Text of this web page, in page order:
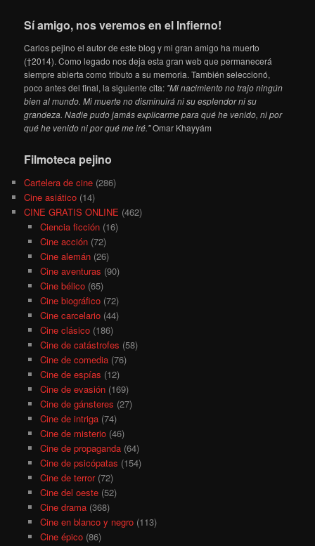
Sí amigo, nos veremos en el Infierno!
Carlos pejino el autor de este blog y mi gran amigo ha muerto
(†2014). Como legado nos deja esta gran web que permanecerá
siempre abierta como tributo a su memoria. También seleccionó,
poco antes del final, la siguiente cita: "Mi nacimiento no trajo ningún
bien al mundo. Mi muerte no disminuirá ni su esplendor ni su
grandeza. Nadie pudo jamás explicarme para qué he venido, ni por
qué he venido ni por qué me iré."Omar Khayyám
Filmoteca pejino
Cartelera de cine (286)
Cine asiático (14)
CINE GRATIS ONLINE (462)
Ciencia ficción(16)
Cine acción(72)
Cine alemán(26)
Cine aventuras (90)
Cine bélico(65)
Cine biográfico(72)
Cine carcelario(44)
Cine clásico(186)
Cine de catástrofes (58)
Cine de comedia(76)
Cine de espías (12)
Cine de evasión(169)
Cine de gánsteres (27)
Cine de intriga(74)
Cine de misterio(46)
Cine de propaganda(64)
Cine de psicópatas (154)
Cine de terror(72)
Cine del oeste(52)
Cine drama(368)
Cine en blanco y negro(113)
Cine épico(86)